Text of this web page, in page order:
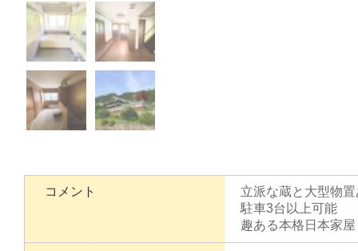
コメント
立派な蔵と大型物
駐車3台以上可能
趣ある本格日本家屋